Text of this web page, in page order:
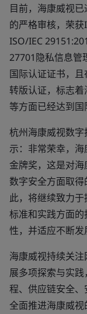
目前，海康威视
的严格审核，荣获
ISO/IEC
27701隐私信息管
国际认证证书，
转版认证，标志
等方面已经达到国
杭州海康威视数
示：非常荣幸，
金牌奖，这是对
数字安全方面取
此，将继续致力
标准和实践方面
性，并适应不断发
海康威视持续关
展多项探索与实
程、供应链安全
全面推进海康威